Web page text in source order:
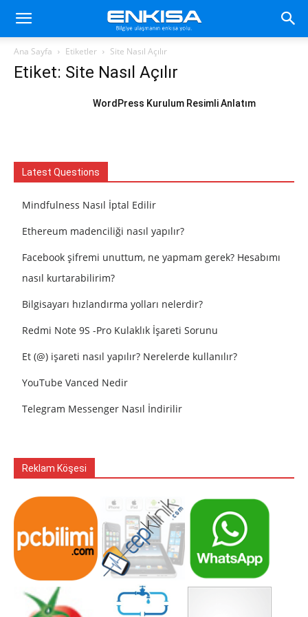
Ana Sayfa Etiketler Site Nasıl Açılır
Etiket: Site Nasıl Açılır
WordPress Kurulum Resimli Anlatım
Latest Questions
Mindfulness Nasıl İptal Edilir
Ethereum madenciliği nasıl yapılır?
Facebook şifremi unuttum, ne yapmam gerek? Hesabımı
nasıl kurtarabilirim?
Bilgisayarı hızlandırma yolları nelerdir?
Redmi Note 9S -Pro Kulaklık İşareti Sorunu
Et (@) işareti nasıl yapılır? Nerelerde kullanılır?
YouTube Vanced Nedir
Telegram Messenger Nasıl İndirilir
Reklam Köşesi